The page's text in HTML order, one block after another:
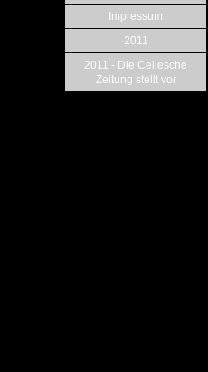
Impressum
2011
2011 - Die Cellesche
Zeitung stellt vor